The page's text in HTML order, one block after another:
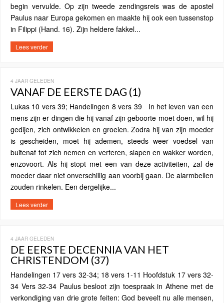
begin vervulde. Op zijn tweede zendingsreis was de apostel
Paulus naar Europa gekomen en maakte hij ook een tussenstop
in Filippi (Hand. 16). Zijn heldere fakkel...
Lees verder
4 JAAR GELEDEN
VANAF DE EERSTE DAG (1)
Lukas 10 vers 39; Handelingen 8 vers 39 In het leven van een
mens zijn er dingen die hij vanaf zijn geboorte moet doen, wil hij
gedijen, zich ontwikkelen en groeien. Zodra hij van zijn moeder
is gescheiden, moet hij ademen, steeds weer voedsel van
buitenaf tot zich nemen en verteren, slapen en wakker worden,
enzovoort. Als hij stopt met een van deze activiteiten, zal de
moeder daar niet onverschillig aan voorbij gaan. De alarmbellen
zouden rinkelen. Een dergelijke...
Lees verder
4 JAAR GELEDEN
DE EERSTE DECENNIA VAN HET
CHRISTENDOM (37)
Handelingen 17 vers 32-34; 18 vers 1-11 Hoofdstuk 17 vers 32-
34 Vers 32-34 Paulus besloot zijn toespraak in Athene met de
verkondiging van drie grote feiten: God beveelt nu alle mensen,